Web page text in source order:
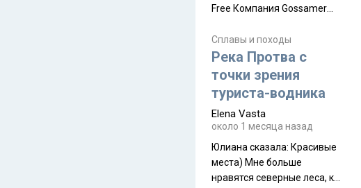
Free Компания Gossamer
туристическую палатку The
Free, которая стала первой
ультралегкой моделью в
ассортименте
производителя. Новинка
получила двухслойную
конструкцию с отдельным
внешним тентом и сетчатой
внутренней палаткой, а ее
Сплавы и походы
Река Протва с
точки зрения
туриста-водника
Elena Vasta
около 1 месяца назад
Юлиана сказалa: Красивые
места) Мне больше
нравятся северные леса, как